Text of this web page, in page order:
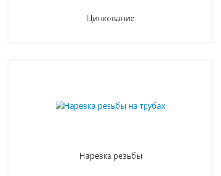
Цинкование
Нарезка резьбы